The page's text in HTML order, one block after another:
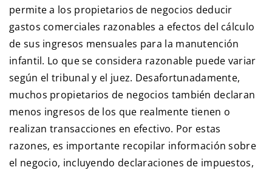
permite a los propietarios de negocios deducir
gastos comerciales razonables a efectos del cálculo
de sus ingresos mensuales para la manutención
infantil. Lo que se considera razonable puede variar
según el tribunal y el juez. Desafortunadamente,
muchos propietarios de negocios también declaran
menos ingresos de los que realmente tienen o
realizan transacciones en efectivo. Por estas
razones, es importante recopilar información sobre
el negocio, incluyendo declaraciones de impuestos,